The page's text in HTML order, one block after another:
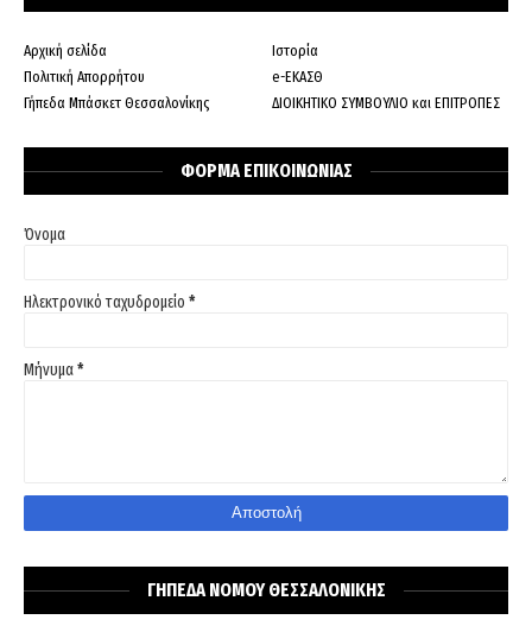
Αρχική σελίδα
Ιστορία
Πολιτική Απορρήτου
e-ΕΚΑΣΘ
Γήπεδα Μπάσκετ Θεσσαλονίκης
ΔΙΟΙΚΗΤΙΚΟ ΣΥΜΒΟΥΛΙΟ και ΕΠΙΤΡΟΠΕΣ
ΦΟΡΜΑ ΕΠΙΚΟΙΝΩΝΙΑΣ
Όνομα
Ηλεκτρονικό ταχυδρομείο *
Μήνυμα*
ΓΗΠΕΔΑ ΝΟΜΟΥ ΘΕΣΣΑΛΟΝΙΚΗΣ